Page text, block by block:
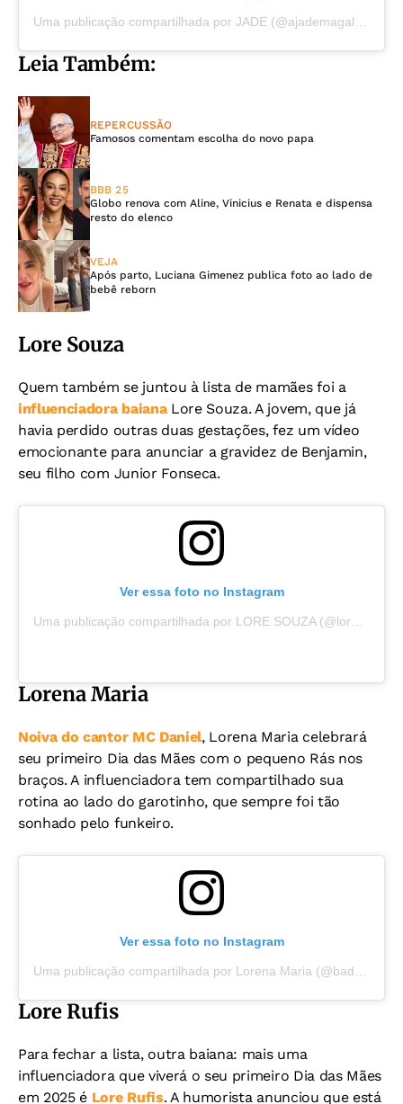
Leia Também:
REPERCUSSÃO
Famosos comentam escolha do novo papa
BBB 25
Globo renova com Aline, Vinicius e Renata e dispensa
resto do elenco
VEJA
Após parto, Luciana Gimenez publica foto ao lado de
bebê reborn
Lore Souza
Quem também se juntou à lista de mamães foi a
influenciadora baianaLore Souza. A jovem, que já
havia perdido outras duas gestações, fez um vídeo
emocionante para anunciar a gravidez de Benjamin,
seu filho com Junior Fonseca.
Ver essa foto no Instagram
Lorena Maria
Noiva do cantor MC Daniel, Lorena Maria celebrará
seu primeiro Dia das Mães com o pequeno Rás nos
braços. A influenciadora tem compartilhado sua
rotina ao lado do garotinho, que sempre foi tão
sonhado pelo funkeiro.
Ver essa foto no Instagram
Lore Rufis
Para fechar a lista, outra baiana: mais uma
influenciadora que viverá o seu primeiro Dia das Mães
em 2025 é Lore Rufis. A humorista anunciou que está